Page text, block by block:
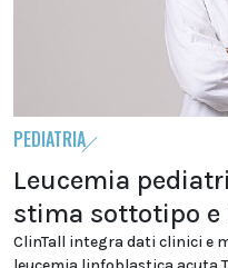
PEDIATRIA
Leucemia
stima sottotipo
ClinTall integra dati clinici e